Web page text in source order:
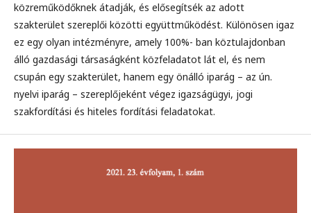
közreműködőknek átadják, és elősegítsék az adott
szakterület szereplői közötti együttműködést. Különösen igaz
ez egy olyan intézményre, amely 100%- ban köztulajdonban
álló gazdasági társaságként közfeladatot lát el, és nem
csupán egy szakterület, hanem egy önálló iparág – az ún.
nyelvi iparág – szereplőjeként végez igazságügyi, jogi
szakfordítási és hiteles fordítási feladatokat.